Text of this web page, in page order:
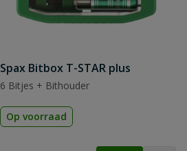
Spax Bitbox T-STAR plus
6 Bitjes + Bithouder
Op voorraad